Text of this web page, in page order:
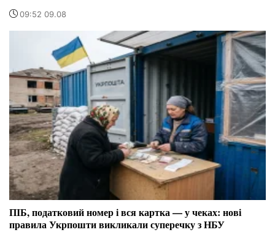
09:52 09.08
ПІБ, податковий номер і вся картка — у чеках: нові
правила Укрпошти викликали суперечку з НБУ